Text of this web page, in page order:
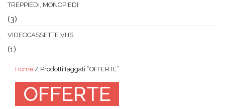
TREPPIEDI, MONOPIEDI
(3)
VIDEOCASSETTE VHS
(1)
Home / Prodotti taggati “OFFERTE”
OFFERTE